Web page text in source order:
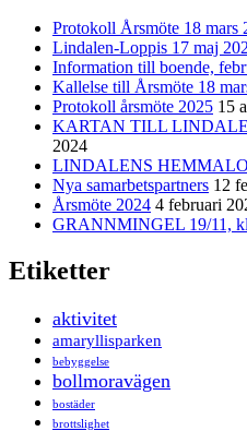
Protokoll Årsmöte 18 mars
Lindalen-Loppis 17 maj
Information till boende,
Kallelse till Årsmöte 18
Protokoll årsmöte 2025 15
KARTAN TILL
2024
LINDALENS
Nya samarbetspartners 12
Årsmöte 2024 4 februari
GRANNMINGEL 19/11,
Etiketter
aktivitet
amaryllisparken
bebyggelse
bollmoravägen
bostäder
brottslighet